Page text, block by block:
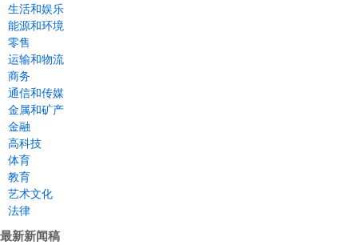
生活和娱乐
能源和环境
零售
运输和物流
商务
通信和传媒
金属和矿产
金融
高科技
体育
教育
艺术文化
法律
最新新闻稿